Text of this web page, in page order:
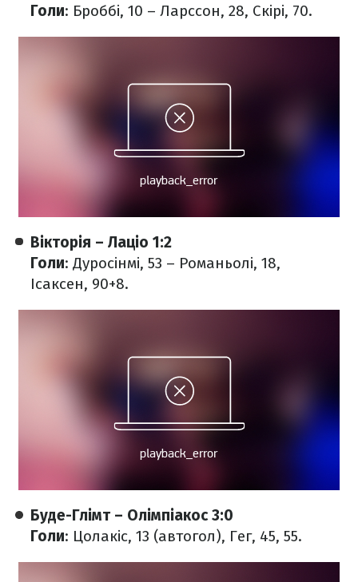
Голи: Броббі, 10 – Ларссон, 28, Скірі, 70.
Вікторія – Лаціо 1:2
Голи: Дуросінмі, 53 – Романьолі, 18,
Ісаксен, 90+8.
Буде-Глімт – Олімпіакос 3:0
Голи: Цолакіс, 13 (автогол), Гег, 45, 55.